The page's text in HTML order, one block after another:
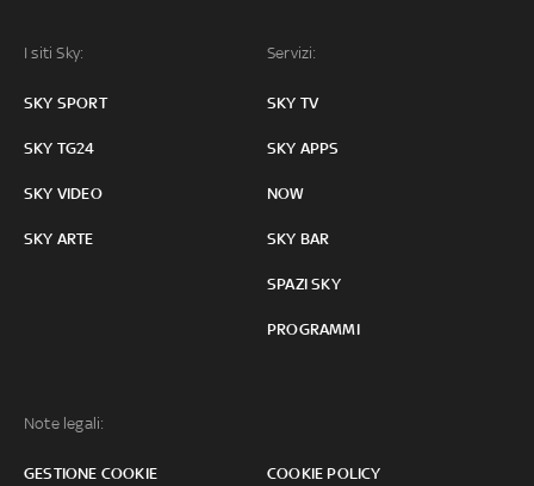
I siti Sky:
SKY SPORT
SKY TG24
SKY VIDEO
SKY ARTE
Servizi:
SKY TV
SKY APPS
NOW
SKY BAR
SPAZI SKY
PROGRAMMI
Note legali:
GESTIONE COOKIE COOKIE POLICY